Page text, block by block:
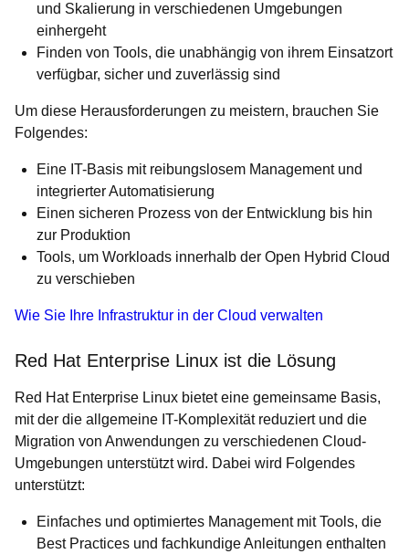
und Skalierung in verschiedenen Umgebungen
einhergeht
Finden von Tools, die unabhängig von ihrem Einsatzort
verfügbar, sicher und zuverlässig sind
Um diese Herausforderungen zu meistern, brauchen Sie
Folgendes:
Eine IT-Basis mit reibungslosem Management und
integrierter Automatisierung
Einen sicheren Prozess von der Entwicklung bis hin
zur Produktion
Tools, um Workloads innerhalb der Open Hybrid Cloud
zu verschieben
Wie Sie Ihre Infrastruktur in der Cloud verwalten
Red Hat Enterprise Linux ist die Lösung
Red Hat Enterprise Linux bietet eine gemeinsame Basis,
mit der die allgemeine IT-Komplexität reduziert und die
Migration von Anwendungen zu verschiedenen Cloud-
Umgebungen unterstützt wird. Dabei wird Folgendes
unterstützt:
Einfaches und optimiertes Management mit Tools, die
Best Practices und fachkundige Anleitungen enthalten